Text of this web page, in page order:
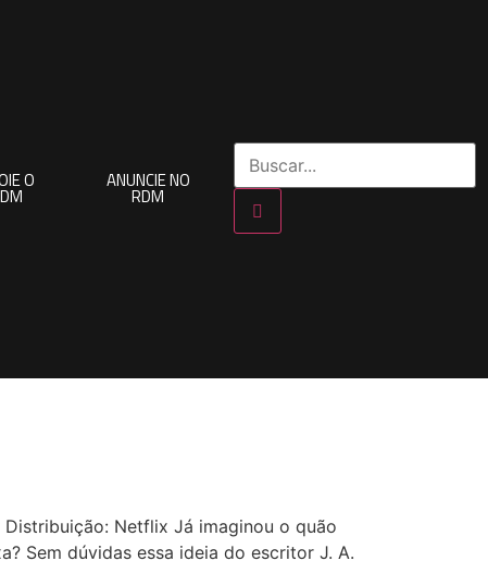
O ANUNCIE NO
RDM
Netflix Já imaginou o quão
Sem dúvidas essa ideia do escritor J. A.